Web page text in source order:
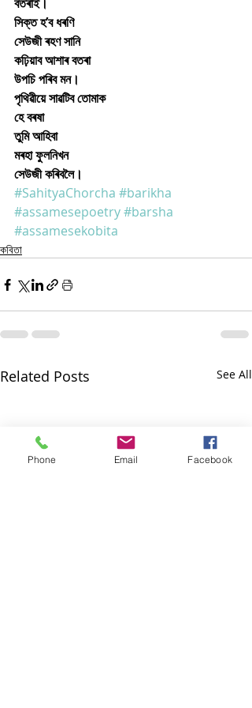
সিক্ত হ’ব ধৰণি
সেউজী ৰহণ সানি
কঢ়িয়াব আশাৰ বতৰা
উপচি পৰিব মন।
পৃথিৱীয়ে সাৱটিব তোমাক
হে বৰষা
তুমি আহিবা
মৰহা ফুলনিখন
সেউজী কৰিবলৈ।
#SahityaChorcha #barikha
#assamesepoetry#barsha
#assamesekobita
কবিতা
Related Posts See All
Phone Email Facebook